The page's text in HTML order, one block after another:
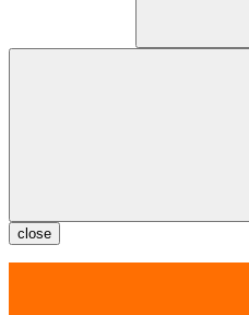
close